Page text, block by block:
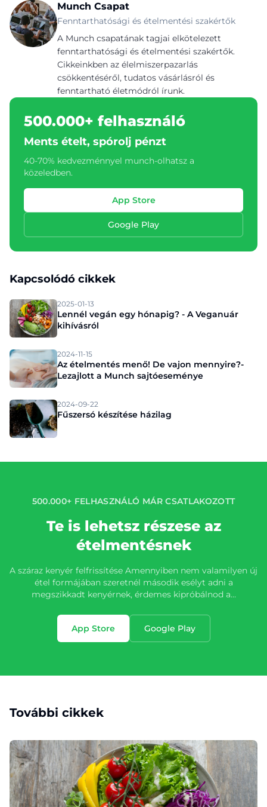
Munch Csapat
Fenntarthatósági és ételmentési szakértők
A Munch csapatának tagjai elkötelezett
fenntarthatósági és ételmentési szakértők.
Cikkeinkben az élelmiszerpazarlás
csökkentéséről, tudatos vásárlásról és
fenntartható életmódról írunk.
500.000+ felhasználó
Ments ételt, spórolj pénzt
40-70% kedvezménnyel munch-olhatsz a
közeledben.
App Store
Google Play
Kapcsolódó cikkek
2025-01-13
Lennél vegán egy hónapig? - A Veganuár
kihívásról
2024-11-15
Az ételmentés menő! De vajon mennyire?-
Lezajlott a Munch sajtóeseménye
2024-09-22
Fűszersó készítése házilag
500.000+ FELHASZNÁLÓ MÁR CSATLAKOZOTT
Te is lehetsz részese az
ételmentésnek
A száraz kenyér felfrissítése Amennyiben nem valamilyen új
étel formájában szeretnél második esélyt adni a
megszikkadt kenyérnek, érdemes kipróbálnod a…
App Store Google Play
További cikkek